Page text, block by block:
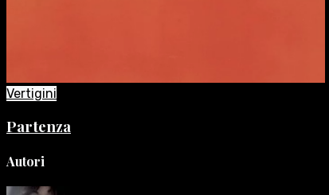
Vertigini
Partenza
Autori